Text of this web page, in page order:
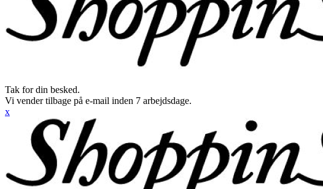
Tak for din besked.
Vi vender tilbage på e-mail inden 7 arbejdsdage.
x